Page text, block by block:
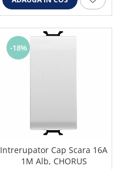
-18%
Intrerupator Cap Scara 16A
1M Alb, CHORUS